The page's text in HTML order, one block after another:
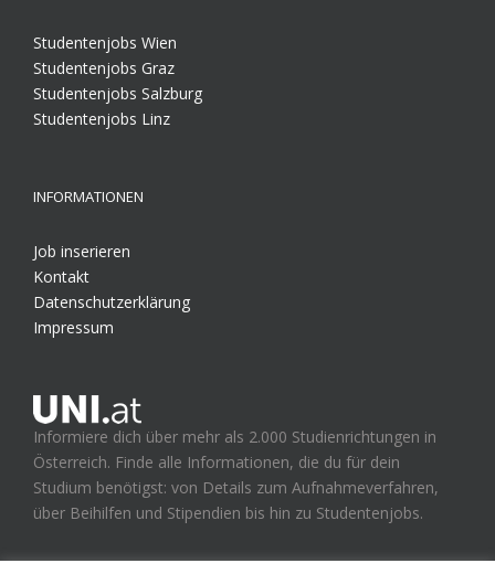
Studentenjobs Wien
Studentenjobs Graz
Studentenjobs Salzburg
Studentenjobs Linz
INFORMATIONEN
Job inserieren
Kontakt
Datenschutzerklärung
Impressum
Informiere dich über mehr als 2.000 Studienrichtungen in
Österreich. Finde alle Informationen, die du für dein
Studium benötigst: von Details zum Aufnahmeverfahren,
über Beihilfen und Stipendien bis hin zu Studentenjobs.